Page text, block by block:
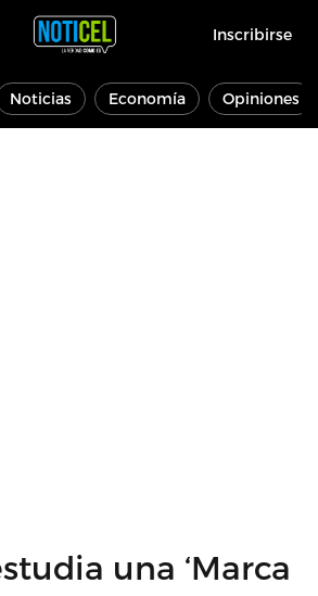
Inscribirse
Noticias Economía Opiniones
una ‘Marca